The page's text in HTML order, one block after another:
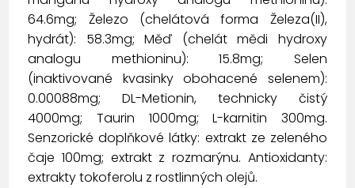
64.6mg; Železo (chelátová forma Železa(II),
hydrát): 58.3mg; Měď (chelát mědi hydroxy
analogu methioninu): 15.8mg; Selen
(inaktivované kvasinky obohacené selenem):
0.00088mg; DL-Metionin, technicky čistý
4000mg; Taurin 1000mg; L-karnitin 300mg.
Senzorické doplňkové látky: extrakt ze zeleného
čaje 100mg; extrakt z rozmarýnu. Antioxidanty:
extrakty tokoferolu z rostlinných olejů.